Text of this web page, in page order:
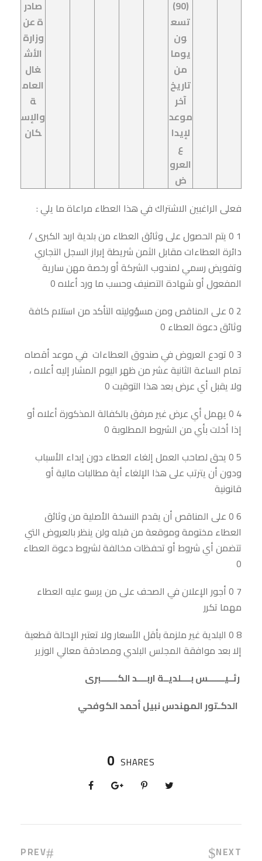
(90)
تسع
ون
يوما
من
تاريخ
آخر
موعد
لإيدا
ع
العرو
ض
صادر
ة عن
وزارة
الأش
غال
العام
ة
والإس
كان
فعلى الراغبين الاشتراك في هذا العطاء مراعاة ما يلي :
1 0 يتم الحصول على وثائق العطاء من بلدية اربد الكبرى /
دائرة العطاءات مقابل الثمن شريطة إبراز السجل التجاري
وتفويض رسمي لمندوب الشركة أو رخصة مهن سارية
المفعول أو شهادة التصنيف وحسب ما ورد أعلاه 0
2 0 على المناقص ومن مسؤوليته التأكد من استلام كافة
وثائق دعوة العطاء 0
3 0 تودع العروض في صندوق العطاءات في موعد أقصاه
تمام الساعة الثانية عشر من ظهر اليوم المشار إليه أعلاه ،
ولا يقبل أي عرض بعد هذا التوقيت 0
4 0 يهمل أي عرض غير مرفق بالكفالة المذكورة أعلاه أو
إذا أخلت بأي من الشروط المطلوبة 0
5 0 يحق لصاحب العمل إلغاء العطاء دون إبداء الأسباب
ودون أن يترتب على هذا الإلغاء أية مطالبات مالية أو
قانونية
6 0 على المناقص أن يقدم النسخة الأصلية من وثائق
العطاء مختومة وموقعة من قبله ولن ينظر بالعروض التي
تتضمن أي شروط أو تحفظات مخالفة لشروط دعوة العطاء
0
7 0 أجور الإعلان في الصحف على من يرسو عليه العطاء
مهما تكرر
8 0 البلدية غير ملزمة بأقل الأسعار ولا تعتبر الإحالة قطعية
إلا بعد موافقة المجلس البلدي ومصادقة معالي الوزير
رئــيـــــــس بــــلديــة اربــــد الكـــــــبرى
الدكـتور المهندس نبيل أحمد الكوفحي
0 SHARES
PREV NEXT